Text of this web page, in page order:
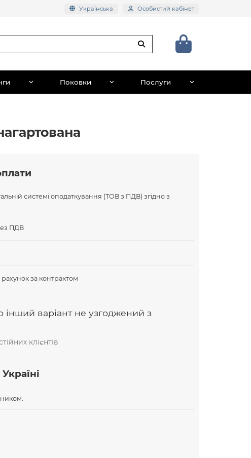
Українська Особистий кабінет
Поковки Послуги
системі оподаткування (ТОВ з ПДВ) згідно з
ПДВ
за контрактом
інший варіант не узгоджений з
клієнтів